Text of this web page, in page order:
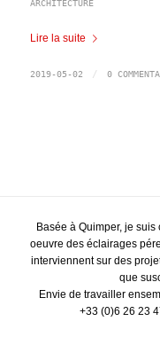
ARCHITECTURE
Lire la suite
2019-05-02 / 0
Basée à Quimper, je
oeuvre des éclairages
interviennent sur des
que
Envie de travailler
+33 (0)6 26 23